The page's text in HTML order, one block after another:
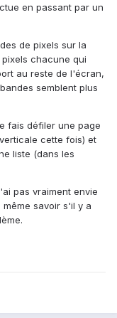
en passant par un
de pixels sur la
chacune qui
au reste de l'écran,
semblent plus
fais défiler une page
cette fois) et
liste (dans les
pas vraiment envie
savoir s'il y a